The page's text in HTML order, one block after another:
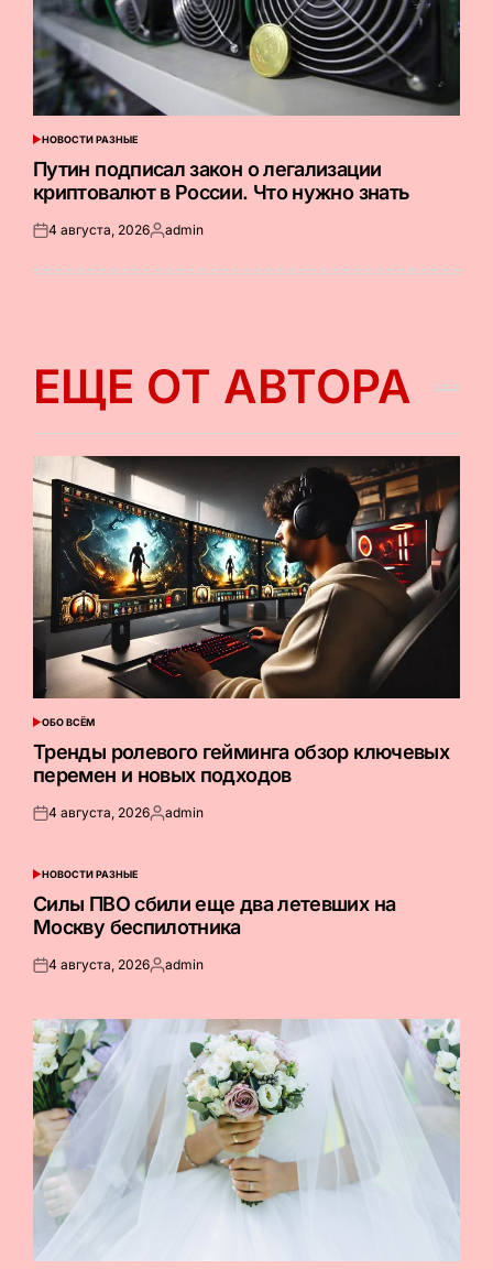
ОПУБЛИКОВАНО
В
НОВОСТИ РАЗНЫЕ
Путин подписал закон о легализации
криптовалют в России. Что нужно знать
Опубликовано
4 августа, 2026Запись
admin
ЕЩЕ ОТ АВТОРА
ОПУБЛИКОВАНО
В
ОБО ВСЁМ
Тренды ролевого гейминга обзор ключевых
перемен и новых подходов
Опубликовано
4 августа, 2026Запись
admin
ОПУБЛИКОВАНО
В
НОВОСТИ РАЗНЫЕ
Силы ПВО сбили еще два летевших на
Москву беспилотника
Опубликовано
4 августа, 2026Запись
admin